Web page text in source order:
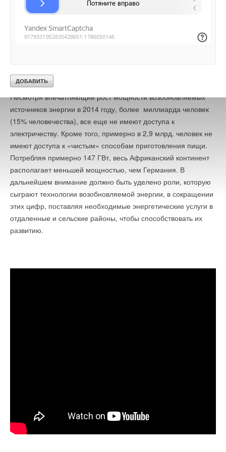
Занятость в секторе возобновляемых источников энергии
или косвенно в этом секторе.
Несмотря впечатляющий рост мощности возобновляемых
источников энергии в 2014 году, более миллиарда человек
(15% человечества), все еще не имеют доступа к
электричеству. Кроме того, примерно в 2,9 млрд. человек не
имеют доступа к «чистым» способам приготовления пищи.
Потребляя примерно 147 ГВт, весь Африканский континент
располагает меньшей мощностью, чем Германия. В
дальнейшем внимание должно быть уделено роли, которую
сыграют технологии возобновляемой энергии, в сокращении
этих цифр, поставляя необходимые энергетические услуги в
отдаленные и сельские районы, чтобы способствовать их
развитию.
В этой теме еще нет комментариев
Добавить комментарий
Ваш E-mail *
Текст комментария
→
США запретили использование иностранных
инверторов
→
Уже через месяц в России можно будет устанавливать
солнечные панели в МКД
→
Stiebel Eltron отмечает 50 лет производства тепловых
насосов
→
Китай опубликовал план развития сектора ВИЭ на
период 2026-2030 гг.
→
В Дагестане ввели вторую очередь крупнейшей в России
ветроэлектростанции
→
Города начнут строить по ГОСТу с учетом изменений
климата